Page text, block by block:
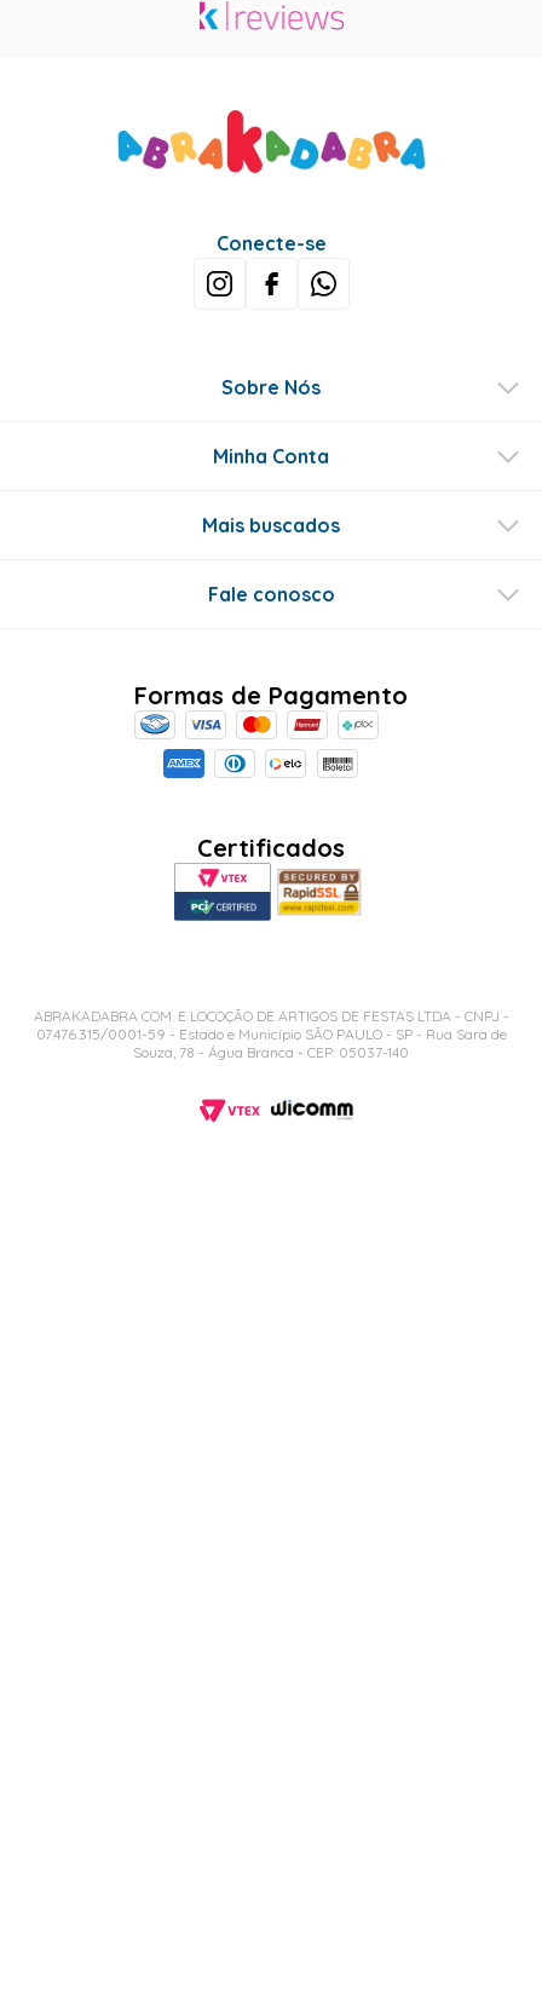
Conecte-se
Sobre Nós
Minha Conta
Mais buscados
Fale conosco
Formas de Pagamento
Certificados
ABRAKADABRA COM. E LOCOÇÃO DE ARTIGOS DE FESTAS LTDA - CNPJ -
07.476.315/0001-59 - Estado e Município SÃO PAULO - SP - Rua Sara de
Souza, 78 - Água Branca - CEP: 05037-140